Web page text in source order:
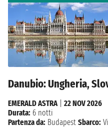
Danubio: Ungheria,
EMERALD ASTRA| 22 NOV 2026
Durata: 6 notti
Partenza da: Budapest Sbarco: